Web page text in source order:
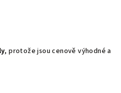
, protože jsou cenově výhodné a